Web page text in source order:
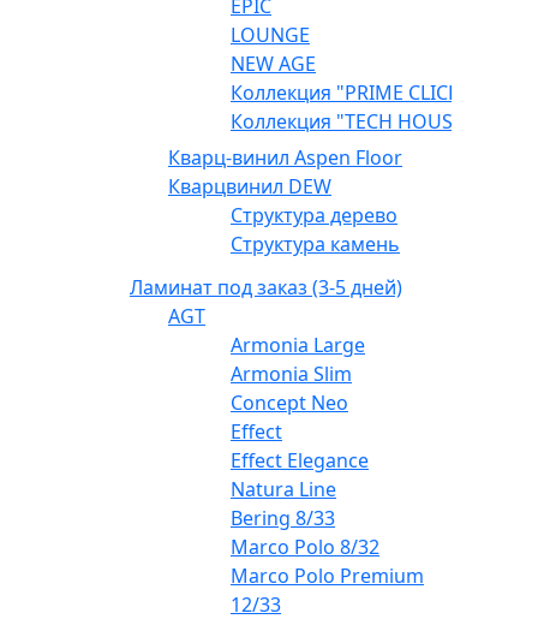
EPIC
LOUNGE
NEW AGE
Коллекция "PRIME CLICK"
Коллекция "TECH HOUSE"
Кварц-винил Aspen Floor
Кварцвинил DEW
Структура дерево
Структура камень
Ламинат под заказ (3-5 дней)
AGT
Armonia Large
Armonia Slim
Concept Neo
Effect
Effect Elegance
Natura Line
Bering 8/33
Marco Polo 8/32
Marco Polo Premium
12/33